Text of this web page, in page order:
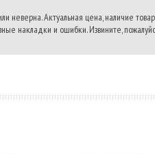
Актуальная цена, наличие
накладки и ошибки. Извините,